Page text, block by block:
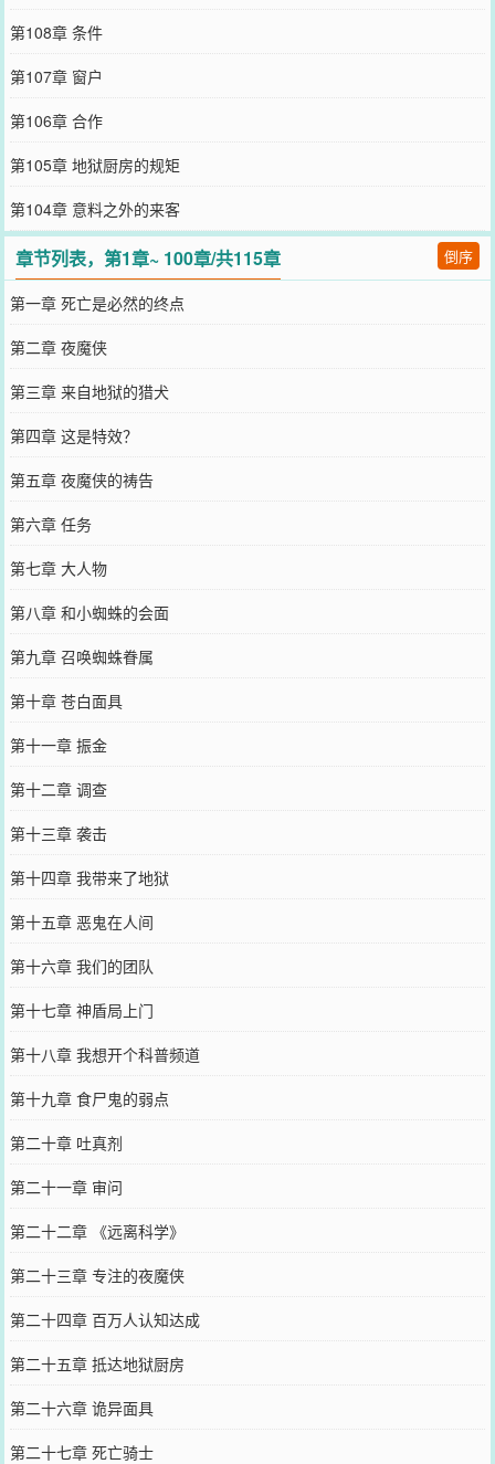
第108章 条件
第107章 窗户
第106章 合作
第105章 地狱厨房的规矩
第104章 意料之外的来客
章节列表，第1章~ 100章/共115章 倒序
第一章 死亡是必然的终点
第二章 夜魔侠
第三章 来自地狱的猎犬
第四章 这是特效？
第五章 夜魔侠的祷告
第六章 任务
第七章 大人物
第八章 和小蜘蛛的会面
第九章 召唤蜘蛛眷属
第十章 苍白面具
第十一章 振金
第十二章 调查
第十三章 袭击
第十四章 我带来了地狱
第十五章 恶鬼在人间
第十六章 我们的团队
第十七章 神盾局上门
第十八章 我想开个科普频道
第十九章 食尸鬼的弱点
第二十章 吐真剂
第二十一章 审问
第二十二章 《远离科学》
第二十三章 专注的夜魔侠
第二十四章 百万人认知达成
第二十五章 抵达地狱厨房
第二十六章 诡异面具
第二十七章 死亡骑士